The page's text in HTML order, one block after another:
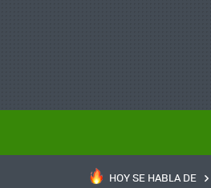
HOY SE HABLA DE